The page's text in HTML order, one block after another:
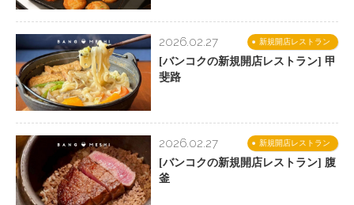
新規開店レストラン
2026.02.27
[バンコクの新規開店レストラン] 甲
斐路
新規開店レストラン
2026.02.27
[バンコクの新規開店レストラン] 腹
釜